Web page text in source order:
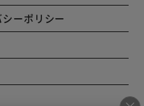
ーポリシー